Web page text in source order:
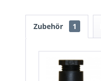
Zubehör 1